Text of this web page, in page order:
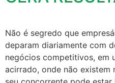
Não é segredo que
deparam diariamente com
negócios competitivos, em
acirrado, onde não existem